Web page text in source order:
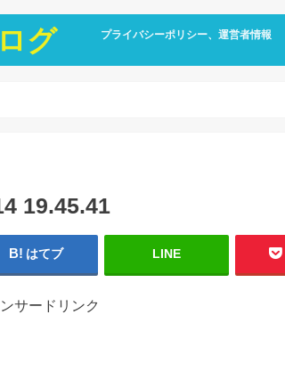
グ プライバシーポリシー、運営者情報
19.45.41
はてブ LINE
サードリンク